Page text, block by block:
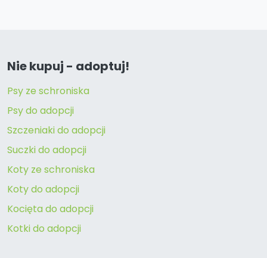
Nie kupuj - adoptuj!
Psy ze schroniska
Psy do adopcji
Szczeniaki do adopcji
Suczki do adopcji
Koty ze schroniska
Koty do adopcji
Kocięta do adopcji
Kotki do adopcji